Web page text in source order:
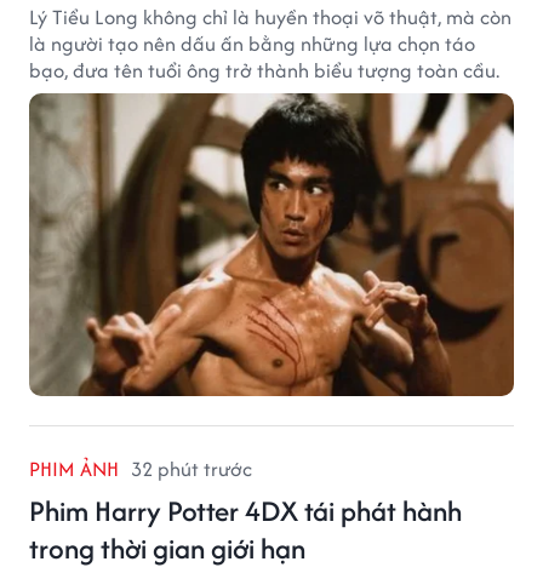
Lý Tiểu Long không chỉ là huyền thoại võ thuật, mà còn
là người tạo nên dấu ấn bằng những lựa chọn táo
bạo, đưa tên tuổi ông trở thành biểu tượng toàn cầu.
PHIM ẢNH 32 phút trước
Phim Harry Potter 4DX tái phát hành
trong thời gian giới hạn